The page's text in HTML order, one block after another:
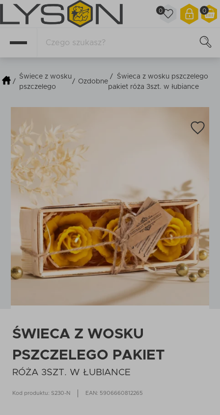
0
0
/
Świece z wosku
pszczelego
/ Ozdobne
/ Świeca z wosku pszczelego
pakiet róża 3szt. w łubiance
ŚWIECA Z WOSKU
PSZCZELEGO PAKIET
RÓŻA 3SZT. W ŁUBIANCE
Kod produktu: S230-N EAN: 5906660812265